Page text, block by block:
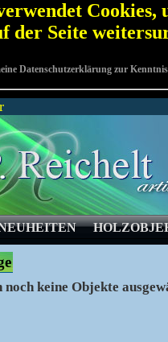
Cookies,
der Seite
Datenschutzerklärung zur
noch keine Objekte